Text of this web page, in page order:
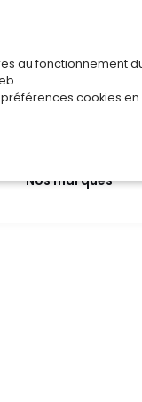
Nos marques
au fonctionnement
cookies en